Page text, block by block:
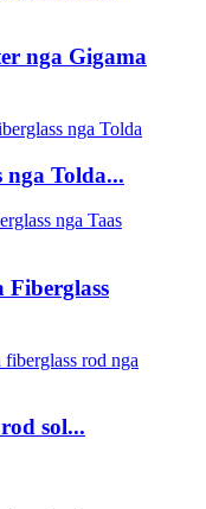
nga Gigama
nga Tolda...
Fiberglass
sol...